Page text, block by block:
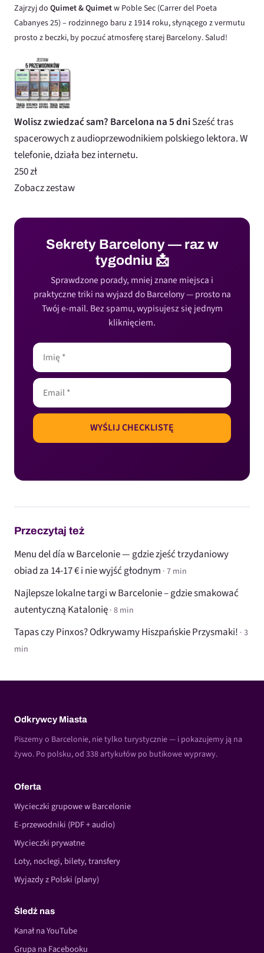
Zajrzyj do Quimet & Quimetw Poble Sec (Carrer del Poeta
Cabanyes 25) – rodzinnego baru z 1914 roku, słynącego z vermutu
prosto z beczki, by poczuć atmosferę starej Barcelony. Salud!
Wolisz zwiedzać sam? Barcelona na 5 dniSześć tras
spacerowych z audioprzewodnikiem polskiego lektora. W
telefonie, działa bez internetu.
250 zł
Zobacz zestaw
Sekrety Barcelony — raz w
tygodniu 📩
Sprawdzone porady, mniej znane miejsca i
praktyczne triki na wyjazd do Barcelony — prosto na
Twój e-mail. Bez spamu, wypisujesz się jednym
kliknięciem.
Przeczytaj też
Menu del día w Barcelonie — gdzie zjeść trzydaniowy
obiad za 14-17 € i nie wyjść głodnym · 7 min
Najlepsze lokalne targi w Barcelonie – gdzie smakować
autentyczną Katalonię · 8 min
Tapas czy Pinxos? Odkrywamy Hiszpańskie Przysmaki! · 3
min
Odkrywcy Miasta
Piszemy o Barcelonie, nie tylko turystycznie — i pokazujemy ją na
żywo. Po polsku, od 338 artykułów po butikowe wyprawy.
Oferta
Wycieczki grupowe w Barcelonie
E-przewodniki (PDF + audio)
Wycieczki prywatne
Loty, noclegi, bilety, transfery
Wyjazdy z Polski (plany)
Śledź nas
Kanał na YouTube
Grupa na Facebooku